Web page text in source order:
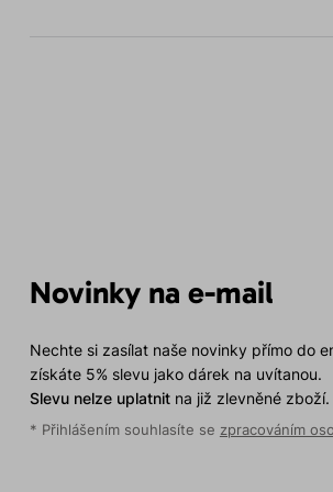
Novinky na e-mail
Nechte si zasílat naše novinky přímo do
získáte 5% slevu jako dárek na uvítanou.
Slevu nelze uplatnitna již zlevněné zboží.
* Přihlášením souhlasíte se zpracováním